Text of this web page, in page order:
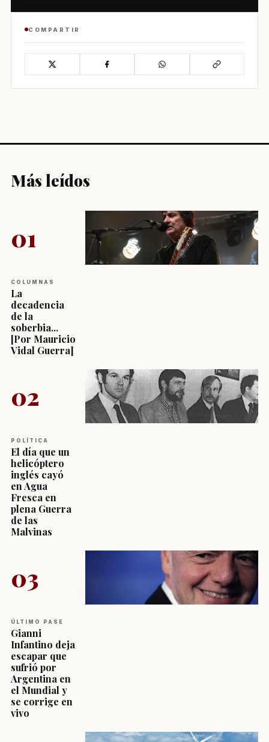
COMPARTIR
Más leídos
01
COLUMNAS
La
decadencia
de la
soberbia...
[Por Mauricio
Vidal Guerra]
02
POLÍTICA
El día que un
helicóptero
inglés cayó
en Agua
Fresca en
plena Guerra
de las
Malvinas
03
ÚLTIMO PASE
Gianni
Infantino deja
escapar que
sufrió por
Argentina en
el Mundial y
se corrige en
vivo